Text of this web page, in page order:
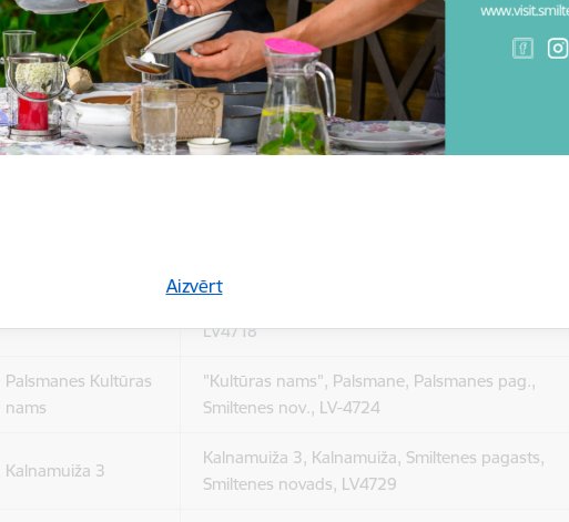
Aizvērt
Blomes pamatskola
Cēsu iela 13, Blome, Blomes pagasts
Smiltenes novads, LV4707
SIA „Vidzemīte”
administratīvā ēka
Rīgas iela 71, Vidzeme, Brantu pag., Smiltenes
nov., LV-4729
pagasts, Smiltenes novads
LV4718
Palsmanes Kultūras
nams
"Kultūras nams", Palsmane, Palsmanes pag.,
Smiltenes nov., LV-4724
Kalnamuiža 3
Kalnamuiža 3, Kalnamuiža, Smiltenes pagasts,
Smiltenes novads, LV4729